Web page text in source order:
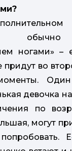
ногами» –
придут во
девочка
по
могут